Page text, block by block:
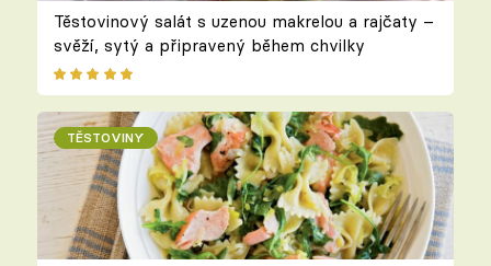
Těstovinový salát s uzenou makrelou a rajčaty –
svěží, sytý a připravený během chvilky
TĚSTOVINY